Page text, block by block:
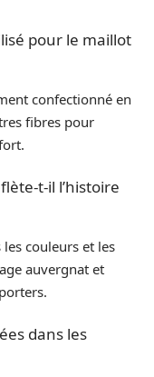
pour le maillot
confectionné en
fibres pour
t-il l’histoire
couleurs et les
auvergnat et
dans les